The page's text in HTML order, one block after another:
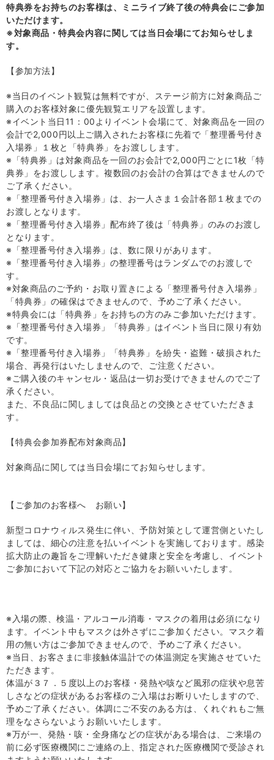
特典券をお持ちのお客様は、ミニライブ終了後の特典会にご参加
いただけます。
※対象商品・特典会内容に関しては当日会場にてお知らせしま
す。
【参加方法】
※当日のイベント観覧は無料ですが、ステージ前方に対象商品ご
購入のお客様対象に優先観覧エリアを設置します。
※イベント当日 11 ： 00 よりイベント会場にて、対象商品を一回の
会計で2,000円以上ご購入されたお客様に先着で「整理番号付き
入場券」１枚と「特典券」をお渡しします。
※「特典券」は対象商品を一回のお会計で2,000円ごとに 1枚「特
典券」をお渡しします。複数回のお会計の合算はできませんので
ご了承ください。
※「整理番号付き入場券」は、お一人さま１会計各部１枚までの
お渡しとなります。
※「整理番号付き入場券」配布終了後は「特典券」のみのお渡し
となります。
※「整理番号付き入場券」は、数に限りがあります。
※「整理番号付き入場券」の整理番号はランダムでのお渡しで
す。
※対象商品のご予約・お取り置きによる「整理番号付き入場券」
「特典券」の確保はできませんので、予めご了承ください。
※特典会には「特典券」をお持ちの方のみご参加いただけます。
※「整理番号付き入場券」「特典券」はイベント当日に限り有効
です。
※「整理番号付き入場券」「特典券」を紛失・盗難・破損された
場合、再発行はいたしませんので、ご注意ください。
※ご購入後のキャンセル・返品は一切お受けできませんのでご了
承ください。
また、不良品に関しましては良品との交換とさせていただきま
す。
【特典会参加券配布対象商品】
対象商品に関しては当日会場にてお知らせします。
【ご参加のお客様へ お願い】
新型コロナウィルス発生に伴い、予防対策として運営側といたし
ましては、細心の注意を払いイベントを実施しております。感染
拡大防止の趣旨をご理解いただき健康と安全を考慮し、イベント
ご参加において下記の対応とご協力をお願いいたします。
※入場の際、検温・アルコール消毒・マスクの着用は必須になり
ます。イベント中もマスクは外さずにご参加ください。マスク着
用の無い方はご参加できませんので、予めご了承ください。
※当日、お客さまに非接触体温計での体温測定を実施させていた
ただきます。
体温が３７．５度以上のお客様・発熱や咳など風邪の症状や息苦
しさなどの症状があるお客様のご入場はお断りいたしますので、
予めご了承ください。体調にご不安のある方は、くれぐれもご無
理をなさらないようお願いいたします。
※万が一、発熱・咳・全身痛などの症状がある場合は、ご来場の
前に必ず医療機関にご連絡の上、指定された医療機関で受診され